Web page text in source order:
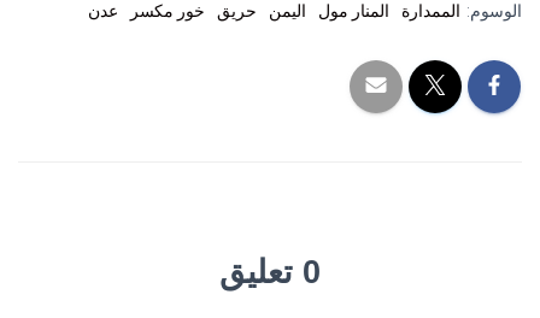
الوسوم: الممدارة المنار مول اليمن حريق خور مكسر عدن
0 تعليق